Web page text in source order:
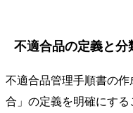
不適合品の定義と分
不適合品管理手順書の
合」の定義を明確にす